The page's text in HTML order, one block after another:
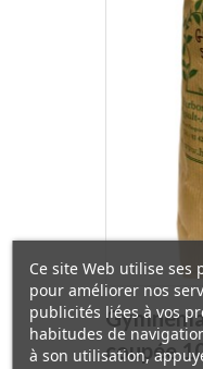
coupée
Ce site Web utilise ses
pour améliorer nos
publicités liées à vos
habitudes de
à son utilisation,